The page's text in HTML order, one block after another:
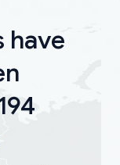
have